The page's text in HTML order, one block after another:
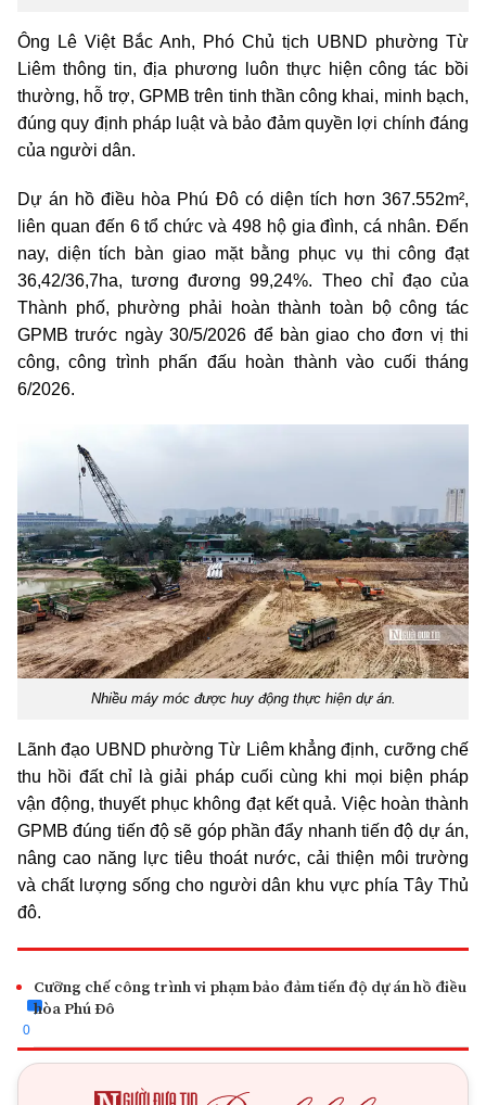
Ông Lê Việt Bắc Anh, Phó Chủ tịch UBND phường Từ
Liêm thông tin, địa phương luôn thực hiện công tác bồi
thường, hỗ trợ, GPMB trên tinh thần công khai, minh bạch,
đúng quy định pháp luật và bảo đảm quyền lợi chính đáng
của người dân.
Dự án hồ điều hòa Phú Đô có diện tích hơn 367.552m²,
liên quan đến 6 tổ chức và 498 hộ gia đình, cá nhân. Đến
nay, diện tích bàn giao mặt bằng phục vụ thi công đạt
36,42/36,7ha, tương đương 99,24%. Theo chỉ đạo của
Thành phố, phường phải hoàn thành toàn bộ công tác
GPMB trước ngày 30/5/2026 để bàn giao cho đơn vị thi
công, công trình phấn đấu hoàn thành vào cuối tháng
6/2026.
Nhiều máy móc được huy động thực hiện dự án.
Lãnh đạo UBND phường Từ Liêm khẳng định, cưỡng chế
thu hồi đất chỉ là giải pháp cuối cùng khi mọi biện pháp
vận động, thuyết phục không đạt kết quả. Việc hoàn thành
GPMB đúng tiến độ sẽ góp phần đẩy nhanh tiến độ dự án,
nâng cao năng lực tiêu thoát nước, cải thiện môi trường
và chất lượng sống cho người dân khu vực phía Tây Thủ
đô.
Cưỡng chế công trình vi phạm bảo đảm tiến độ dự án hồ điều
hòa Phú Đô
0